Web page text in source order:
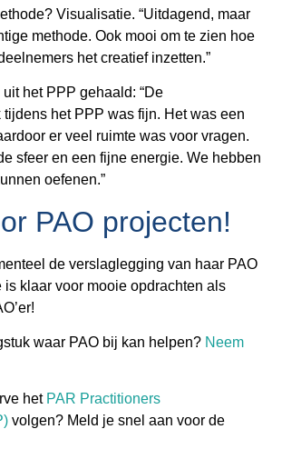
Visualisatie. “Uitdagend, maar
methode. Ook mooi om te zien hoe
het creatief inzetten.”
het PPP gehaald: “De
het PPP was fijn. Het was een
er veel ruimte was voor vragen.
sfeer en een fijne energie. We hebben
oefenen.”
PAO projecten!
de verslaglegging van haar PAO
is klaar voor mooie opdrachten als
waar PAO bij kan helpen? Neem
het PAR Practitioners
volgen? Meld je snel aan voor de